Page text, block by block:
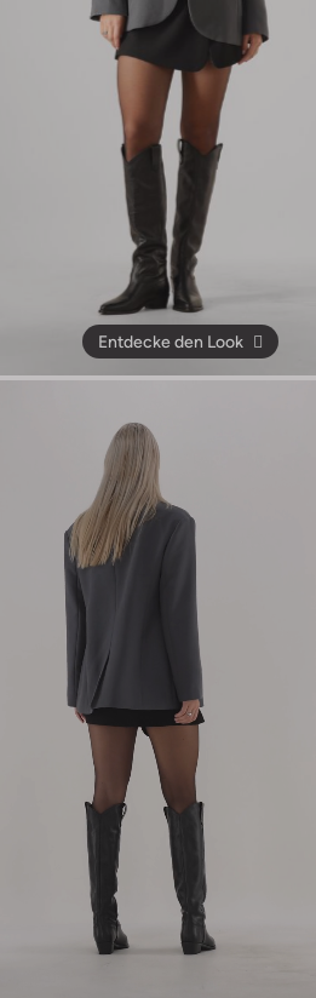
Entdecke den Look